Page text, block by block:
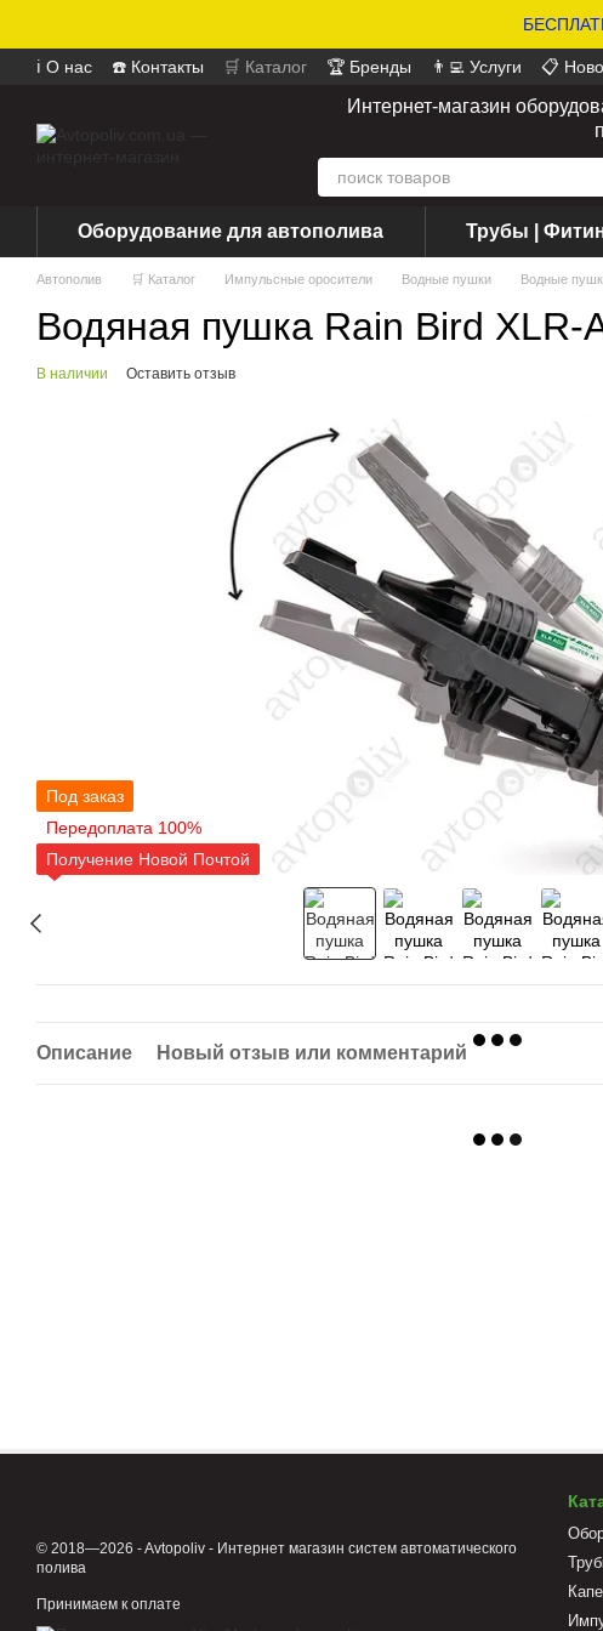
ℹ️ О нас ☎️ Контакты 🛒 Каталог 🏆 Бренды 👨‍💻 Услуги 📋
Интернет-магазин
Оборудование для автополива Трубы |
Автополив 🛒 Каталог Импульсные оросители Водные пушки Водные
Водяная пушка Rain Bird XLR-
В наличии Оставить отзыв
Под заказ
Передоплата 100%
Получение Новой Почтой
Описание Новый отзыв или комментарий
© 2018—2026 - Avtopoliv - Интернет магазин систем автоматического
полива
Принимаем к оплате